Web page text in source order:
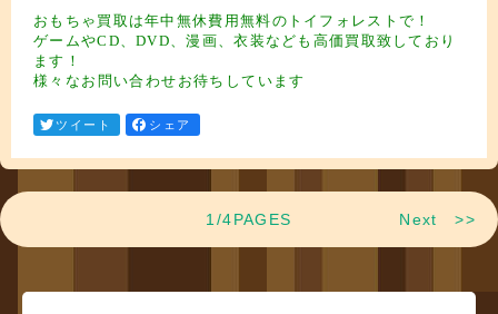
おもちゃ買取は年中無休費用無料のトイフォレストで！
ゲームやCD、DVD、漫画、衣装なども高価買取致しており
ます！
様々なお問い合わせお待ちしています
ツイート シェア
1/4PAGES Next >>